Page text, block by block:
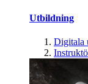
Utbildning
Digitala